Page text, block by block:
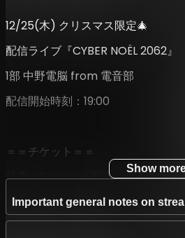
12/25(木) クリスマス限定🎄
配信ライブ『CYBER NOËL 2062』
1部 中野電脳 from 電音部
配信開始時刻：19:00
＝＝チケット＝＝
特典（Tシャツ※郵送）付きチケッ
※特典発送のため、特典付きチケ
販売となります。
Show
Important general notes on